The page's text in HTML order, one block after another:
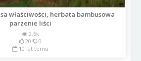
właściwości, herbata bambusowa
parzenie liści
2.5k
20
0
10 lat temu